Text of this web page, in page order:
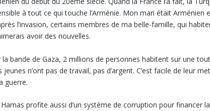
à tout ce qui touche l’Arménie. Mon mari était Arménien
l’invasion, certains membres de ma belle-famille, qui
avoir des nouvelles.
la bande de Gaza, 2 millions de personnes habitent sur une
jeunes n’ont pas de travail, pas d’argent. C’est facile de leur
guerre.
profite aussi d’un système de corruption pour financer